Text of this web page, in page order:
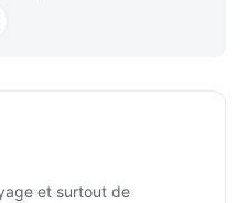
et surtout de